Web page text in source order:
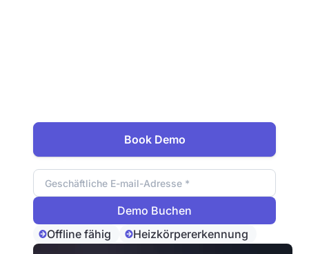
Book Demo
Offline fähig Heizkörpererkennung